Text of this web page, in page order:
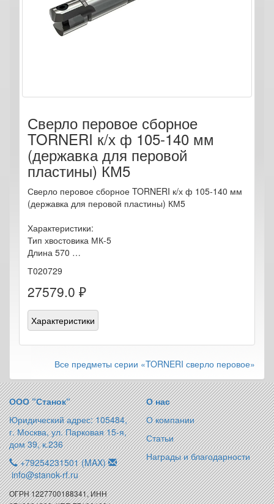
Сверло перовое сборное
TORNERI к/х ф 105-140 мм
(державка для перовой
пластины) КМ5
Сверло перовое сборное TORNERI к/х ф 105-140 мм
(державка для перовой пластины) КМ5
Характеристики:
Тип хвостовика МК-5
Длина 570 …
Т020729
27579.0 ₽
Характеристики
Все предметы серии «TORNERI сверло перовое»
ООО “Станок“
Юридический адрес: 105484,
г. Москва, ул. Парковая 15-я,
дом 39, к.236
+79254231501 (MAX)
info@stanok-rf.ru
ОГРН 1227700188341, ИНН
О нас
О компании
Статьи
Награды и благодарности